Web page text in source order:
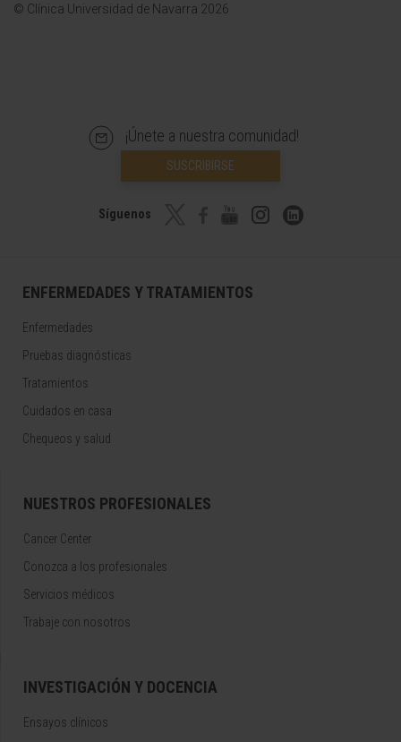
© Clínica Universidad de Navarra 2026
¡Únete a nuestra comunidad!
SUSCRIBIRSE
Síguenos
ENFERMEDADES Y TRATAMIENTOS
Enfermedades
Pruebas diagnósticas
Tratamientos
Cuidados en casa
Chequeos y salud
NUESTROS PROFESIONALES
Cancer Center
Conozca a los profesionales
Servicios médicos
Trabaje con nosotros
INVESTIGACIÓN Y DOCENCIA
Ensayos clínicos